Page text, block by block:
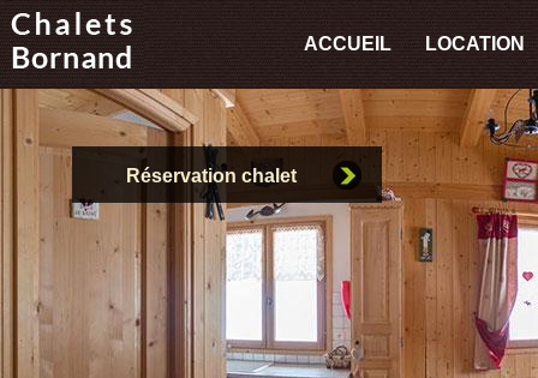
ACCUEIL LOCATION
Réservation chalet